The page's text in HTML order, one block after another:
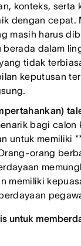
konteks,
dengan cepat.
masih harus
dalam
tidak
keputusan
bagi
untuk memiliki
orang
memiliki
untuk